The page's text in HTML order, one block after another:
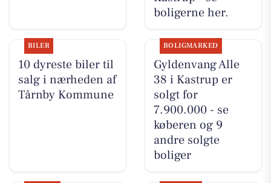
boligerne her.
BILER
10 dyreste biler til
salg i nærheden af
Tårnby Kommune
BOLIGMARKED
Gyldenvang Alle
38 i Kastrup er
solgt for
7.900.000 - se
køberen og 9
andre solgte
boliger